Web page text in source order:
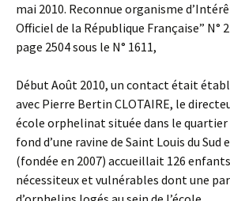
mai 2010. Reconnue organisme
Officiel de la République Française” N°
page 2504 sous le N° 1611,
Début Août 2010, un contact était
avec Pierre Bertin CLOTAIRE, le
école orphelinat située dans le quartier
fond d’une ravine de Saint Louis du Sud
(fondée en 2007) accueillait 126
nécessiteux et vulnérables dont une